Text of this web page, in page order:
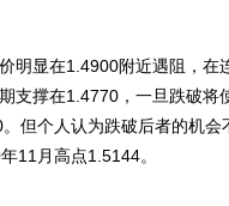
显在1.4900附近遇阻，在
支撑在1.4770，一旦跌破
但个人认为跌破后者的机
11月高点1.5144。